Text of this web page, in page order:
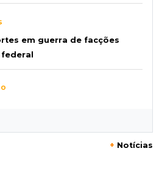
em guerra de facções
na venda de cães "fake"
+ Notícias